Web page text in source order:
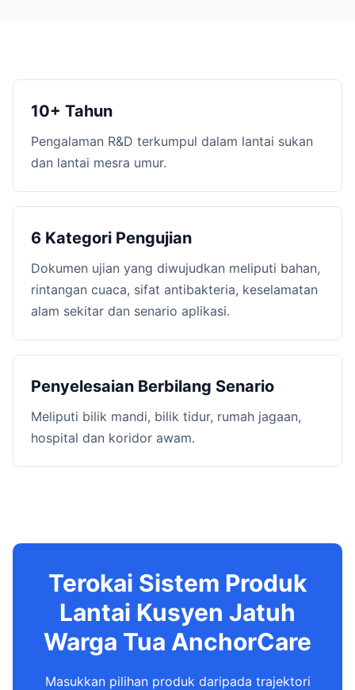
10+ Tahun
Pengalaman R&D terkumpul dalam lantai sukan
dan lantai mesra umur.
6 Kategori Pengujian
Dokumen ujian yang diwujudkan meliputi bahan,
rintangan cuaca, sifat antibakteria, keselamatan
alam sekitar dan senario aplikasi.
Penyelesaian Berbilang Senario
Meliputi bilik mandi, bilik tidur, rumah jagaan,
hospital dan koridor awam.
Terokai Sistem Produk
Lantai Kusyen Jatuh
Warga Tua AnchorCare
Masukkan pilihan produk daripada trajektori